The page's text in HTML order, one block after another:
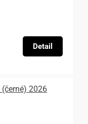
Detail
(černé) 2026